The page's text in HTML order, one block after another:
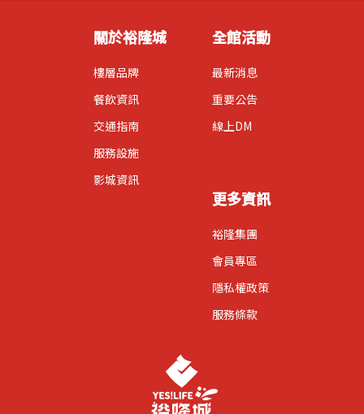
關於裕隆城
樓層品牌
餐飲資訊
交通指南
服務設施
影城資訊
全館活動
最新消息
重要公告
線上DM
更多資訊
裕隆集團
會員專區
隱私權政策
服務條款